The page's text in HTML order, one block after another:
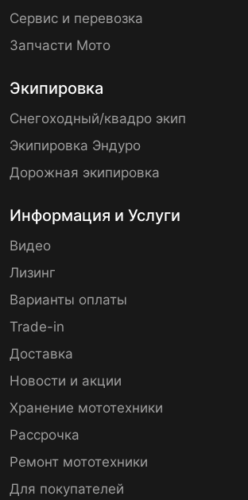
Сервис и перевозка
Запчасти Мото
Экипировка
Снегоходный/квадро экип
Экипировка Эндуро
Дорожная экипировка
Информация и Услуги
Видео
Лизинг
Варианты оплаты
Trade-in
Доставка
Новости и акции
Хранение мототехники
Рассрочка
Ремонт мототехники
Для покупателей